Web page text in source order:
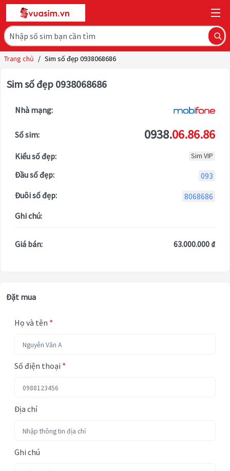
Trang chủ / Sim số đẹp 0938068686
Sim số đẹp 0938068686
Nhà mạng:
Số sim: 0938.06.86.86
Kiểu số đẹp: Sim VIP
Đầu số đẹp:
093
Đuôi số đẹp:
8068686
Ghi chú:
Giá bán: 63.000.000 ₫
Đặt mua
Họ và tên *
Số điện thoại *
Địa chỉ
Ghi chú